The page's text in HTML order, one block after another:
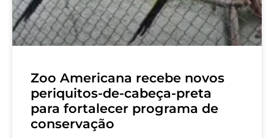
Zoo Americana recebe novos
periquitos-de-cabeça-preta
para fortalecer programa de
conservação